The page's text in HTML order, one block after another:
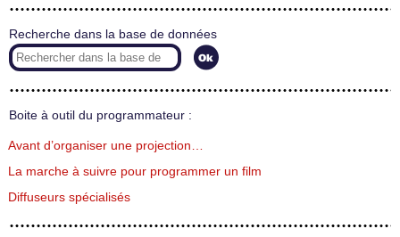
Recherche dans la base de données
Boite à outil du programmateur :
Avant d’organiser une projection…
La marche à suivre pour programmer un film
Diffuseurs spécialisés